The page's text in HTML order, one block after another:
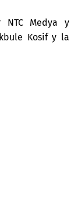
Medya y
Kosif y la